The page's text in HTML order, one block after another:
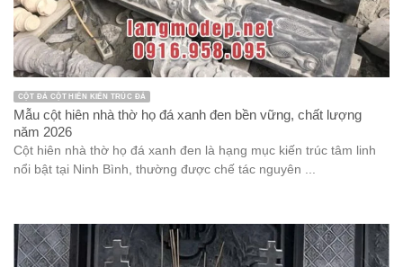
CỘT ĐÁ CỘT HIÊN KIẾN TRÚC ĐÁ
Mẫu cột hiên nhà thờ họ đá xanh đen bền vững, chất lượng
năm 2026
Cột hiên nhà thờ họ đá xanh đen là hạng mục kiến trúc tâm linh
nổi bật tại Ninh Bình, thường được chế tác nguyên ...